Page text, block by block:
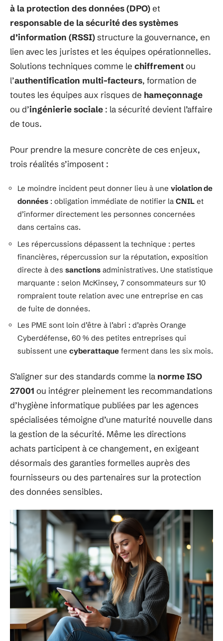
à la protection des données (DPO)et
responsable de la sécurité des systèmes
d’information (RSSI)structure la gouvernance, en
lien avec les juristes et les équipes opérationnelles.
Solutions techniques comme le chiffrementou
l’authentification multi-facteurs, formation de
toutes les équipes aux risques de hameçonnage
ou d’ingénierie sociale : la sécurité devient l’affaire
de tous.
Pour prendre la mesure concrète de ces enjeux,
trois réalités s’imposent :
Le moindre incident peut donner lieu à une violation de
données : obligation immédiate de notifier la CNIL et
d’informer directement les personnes concernées
dans certains cas.
Les répercussions dépassent la technique : pertes
financières, répercussion sur la réputation, exposition
directe à des sanctions administratives. Une statistique
marquante : selon McKinsey, 7 consommateurs sur 10
rompraient toute relation avec une entreprise en cas
de fuite de données.
Les PME sont loin d’être à l’abri : d’après Orange
Cyberdéfense, 60 % des petites entreprises qui
subissent une cyberattaque ferment dans les six mois.
S’aligner sur des standards comme la norme ISO
27001 ou intégrer pleinement les recommandations
d’hygiène informatique publiées par les agences
spécialisées témoigne d’une maturité nouvelle dans
la gestion de la sécurité. Même les directions
achats participent à ce changement, en exigeant
désormais des garanties formelles auprès des
fournisseurs ou des partenaires sur la protection
des données sensibles.